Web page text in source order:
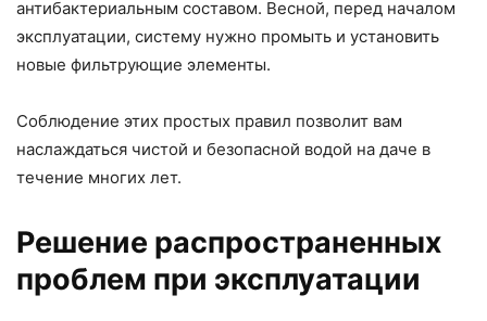
антибактериальным составом. Весной, перед началом
эксплуатации, систему нужно промыть и установить
новые фильтрующие элементы.
Соблюдение этих простых правил позволит вам
наслаждаться чистой и безопасной водой на даче в
течение многих лет.
Решение распространенных
проблем при эксплуатации